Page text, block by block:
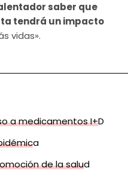
saber que
tendrá un impacto
vidas».
a medicamentos I+D
de la salud